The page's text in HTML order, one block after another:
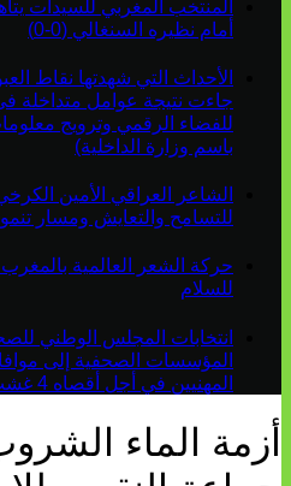
المنتخب المغربي للسيدات
أمام نظيره السنغالي (0-0)
الأحداث التي شهدتها نقاط
جاءت نتيجة عوامل متداخلة
للفضاء الرقمي وترويج
باسم وزارة الداخلية)
الشاعر العراقي الأمين
للتسامح والتعايش ومسار
حركة الشعر العالمية بالمغرب
للسلام
انتخابات المجلس الوطني
المؤسسات الصحفية إلى
المهنيين في أجل أقصاه 4 غشت
أزمة الماء